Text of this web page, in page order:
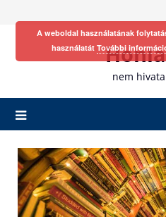
nem
A weboldal használatának
használatát További